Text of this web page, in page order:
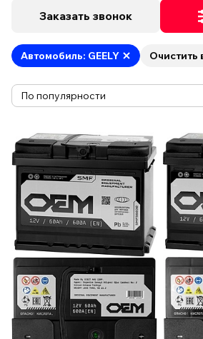
Заказать звонок
Автомобиль: GEELY Очистить